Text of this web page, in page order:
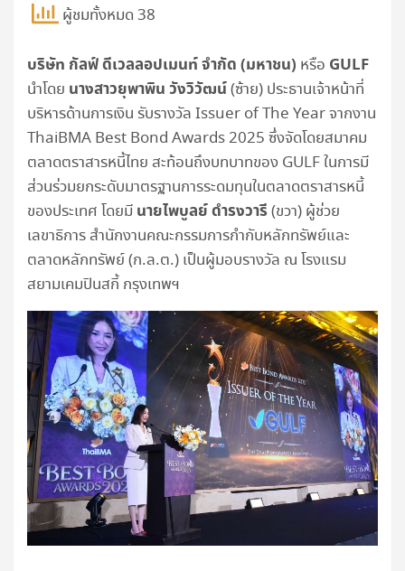
ผู้ชมทั้งหมด 38
บริษัท กัลฟ์ ดีเวลลอปเมนท์ จำกัด (มหาชน) หรือ GULF
นำโดย นางสาวยุพาพิน วังวิวัฒน์(ซ้าย) ประธานเจ้าหน้าที่
บริหารด้านการเงิน รับรางวัล Issuer of The Year จากงาน
ThaiBMA Best Bond Awards 2025 ซึ่งจัดโดยสมาคม
ตลาดตราสารหนี้ไทย สะท้อนถึงบทบาทของ GULF ในการมี
ส่วนร่วมยกระดับมาตรฐานการระดมทุนในตลาดตราสารหนี้
ของประเทศ โดยมี นายไพบูลย์ ดำรงวารี(ขวา) ผู้ช่วย
เลขาธิการ สำนักงานคณะกรรมการกำกับหลักทรัพย์และ
ตลาดหลักทรัพย์ (ก.ล.ต.) เป็นผู้มอบรางวัล ณ โรงแรม
สยามเคมปินสกี้ กรุงเทพฯ